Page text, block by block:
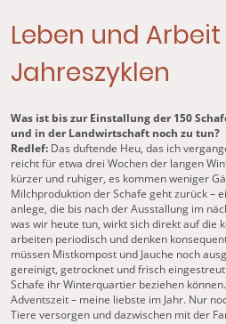
Leben und Arbeit
Jahreszyklen
Was ist bis zur Einstallung der 150
und in der Landwirtschaft noch zu tun?
Redlef: Das duftende Heu, das ich
reicht für etwa drei Wochen der langen
kürzer und ruhiger, es kommen weniger
Milchproduktion der Schafe geht zurück –
anlege, die bis nach der Ausstallung im
was wir heute tun, wirkt sich direkt auf die
arbeiten periodisch und denken
müssen Mistkompost und Jauche noch
gereinigt, getrocknet und frisch
Schafe ihr Winterquartier beziehen
Adventszeit – meine liebste im Jahr. Nur
Tiere versorgen und dazwischen mit der